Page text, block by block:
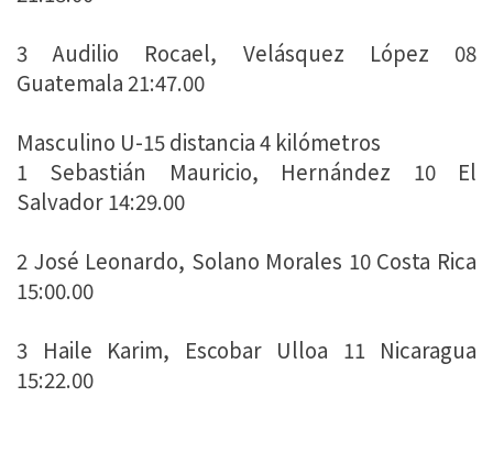
3 Audilio Rocael, Velásquez López 08
Guatemala 21:47.00
Masculino U-15 distancia 4 kilómetros
1 Sebastián Mauricio, Hernández 10 El
Salvador 14:29.00
2 José Leonardo, Solano Morales 10 Costa Rica
15:00.00
3 Haile Karim, Escobar Ulloa 11 Nicaragua
15:22.00